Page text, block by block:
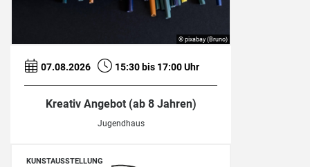
07.08.2026 15:30 bis 17:00 Uhr
Kreativ Angebot (ab 8 Jahren)
Jugendhaus
© pixabay (Bruno)
KUNSTAUSSTELLUNG